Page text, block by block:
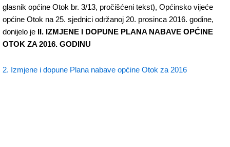
glasnik općine Otok br. 3/13, pročišćeni tekst), Općinsko vijeće
općine Otok na 25. sjednici održanoj 20. prosinca 2016. godine,
donijelo je
II. IZMJENE I DOPUNE PLANA NABAVE OPĆINE
OTOK ZA 2016. GODINU
2. Izmjene i dopune Plana nabave općine Otok za 2016